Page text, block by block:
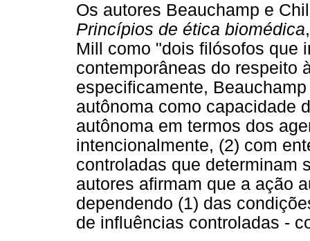
Os autores Beauchamp e
Princípios de ética biomédica
Mill como "dois filósofos que
contemporâneas do respeito
especificamente,
autônoma como capacidade
autônoma em termos dos
intencionalmente, (2) com
controladas que determinam
autores afirmam que a ação
dependendo (1) das
de influências controladas -